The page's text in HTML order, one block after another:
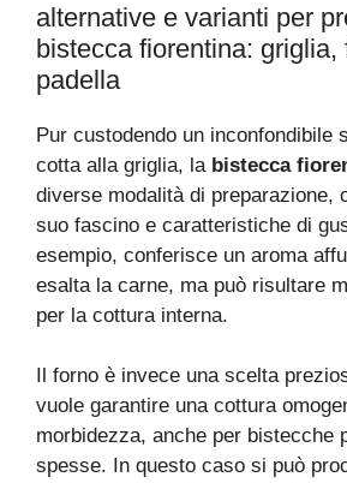
alternative e varianti per
bistecca fiorentina: griglia,
padella
Pur custodendo un inconfondibile
cotta alla griglia, la bistecca
diverse modalità di preparazione,
suo fascino e caratteristiche di
esempio, conferisce un aroma
esalta la carne, ma può risultare
per la cottura interna.
Il forno è invece una scelta
vuole garantire una cottura
morbidezza, anche per bistecche
spesse. In questo caso si può